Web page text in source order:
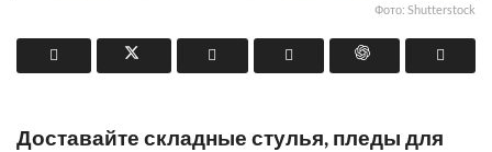
Фото: Shutterstock
Доставайте складные стулья, пледы для